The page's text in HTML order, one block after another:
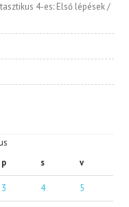
4-es: Első lépések /
p s v
3 4 5